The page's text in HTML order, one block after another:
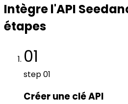
Intègre l'API
étapes
01
step01
Créer une clé API